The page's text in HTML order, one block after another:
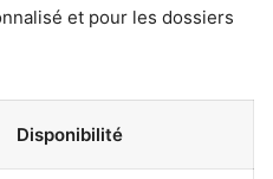
et pour les dossiers
Disponibilité